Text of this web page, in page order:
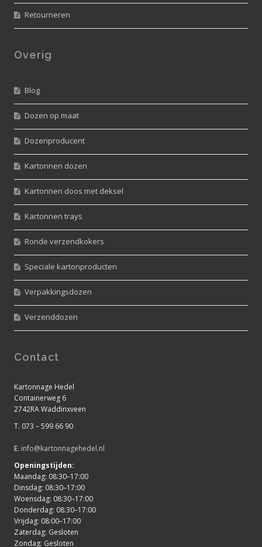
Retourneren
Overig
Blog
Dozen op maat
Dozenproducent
Kartonnen dozen
Kartonnen doos met deksel
Kartonnen trays
Ronde verzendkokers
Speciale kartonproducten
Verpakkingsdozen
Verzenddozen
Contact
Kartonnage Hedel
Containerweg 6
2742RA Waddinxveen
T. 073 – 599 66 90
E. info@kartonnagehedel.nl
Openingstijden:
Maandag: 08:30–17:00
Dinsdag: 08:30–17:00
Woensdag: 08:30–17:00
Donderdag: 08:30–17:00
Vrijdag: 08:00–17:00
Zaterdag: Gesloten
Zondag: Gesloten